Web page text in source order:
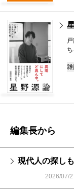
編集長から
現代人の探し
2026/07/